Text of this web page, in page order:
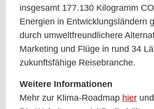
insgesamt 177.130 Kilogramm
Energien in Entwicklungsländern
durch umweltfreundlichere
Marketing und Flüge in rund 34
zukunftsfähige Reisebranche.
Weitere Informationen
Mehr zur Klima-Roadmap hier